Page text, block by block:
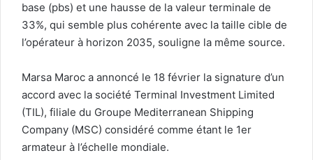
base (pbs) et une hausse de la valeur terminale de
33%, qui semble plus cohérente avec la taille cible de
l’opérateur à horizon 2035, souligne la même source.
Marsa Maroc a annoncé le 18 février la signature d’un
accord avec la société Terminal Investment Limited
(TIL), filiale du Groupe Mediterranean Shipping
Company (MSC) considéré comme étant le 1er
armateur à l’échelle mondiale.